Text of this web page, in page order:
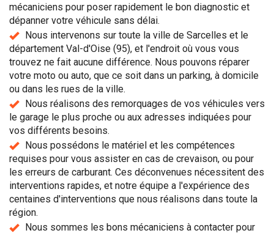
mécaniciens pour poser rapidement le bon diagnostic et
dépanner votre véhicule sans délai.
Nous intervenons sur toute la ville de Sarcelles et le
département Val-d'Oise (95), et l'endroit où vous vous
trouvez ne fait aucune différence. Nous pouvons réparer
votre moto ou auto, que ce soit dans un parking, à domicile
ou dans les rues de la ville.
Nous réalisons des remorquages de vos véhicules vers
le garage le plus proche ou aux adresses indiquées pour
vos différents besoins.
Nous possédons le matériel et les compétences
requises pour vous assister en cas de crevaison, ou pour
les erreurs de carburant. Ces déconvenues nécessitent des
interventions rapides, et notre équipe a l'expérience des
centaines d'interventions que nous réalisons dans toute la
région.
Nous sommes les bons mécaniciens à contacter pour